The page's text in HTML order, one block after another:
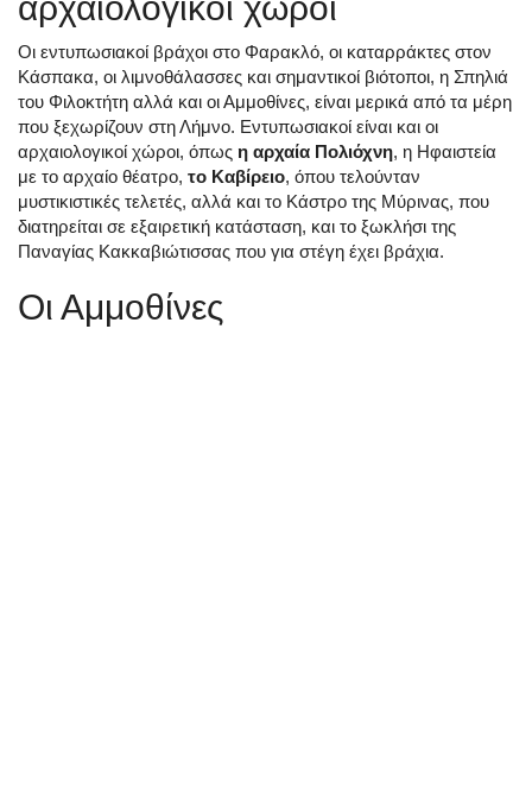
αρχαιολογικοί χώροι
Οι εντυπωσιακοί βράχοι στο Φαρακλό, οι καταρράκτες στον
Κάσπακα, οι λιμνοθάλασσες και σημαντικοί βιότοποι, η Σπηλιά
του Φιλοκτήτη αλλά και οι Αμμοθίνες, είναι μερικά από τα μέρη
που ξεχωρίζουν στη Λήμνο. Εντυπωσιακοί είναι και οι
αρχαιολογικοί χώροι, όπως η αρχαία Πολιόχνη, η Ηφαιστεία
με το αρχαίο θέατρο, το Καβίρειο, όπου τελούνταν
μυστικιστικές τελετές, αλλά και το Κάστρο της Μύρινας, που
διατηρείται σε εξαιρετική κατάσταση, και το ξωκλήσι της
Παναγίας Κακκαβιώτισσας που για στέγη έχει βράχια.
Οι Αμμοθίνες